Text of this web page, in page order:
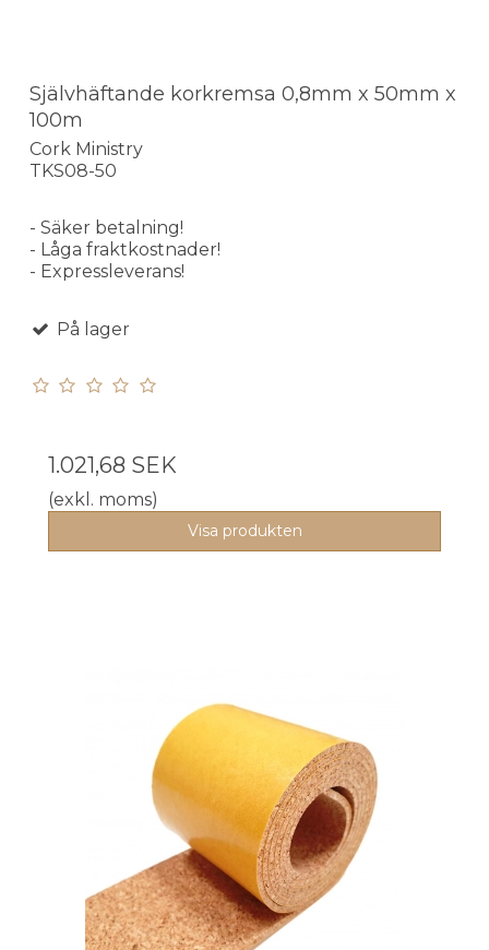
Självhäftande korkremsa 0,8mm x 50mm x
100m
Cork Ministry
TKS08-50
- Säker betalning!
- Låga fraktkostnader!
- Expressleverans!
På lager
1.021,68 SEK
(exkl. moms)
Visa produkten